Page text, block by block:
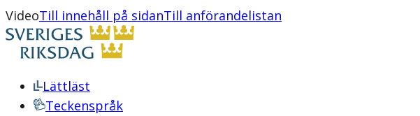
VideoTill innehåll på sidanTill anförandelistan
Lättläst
Teckenspråk